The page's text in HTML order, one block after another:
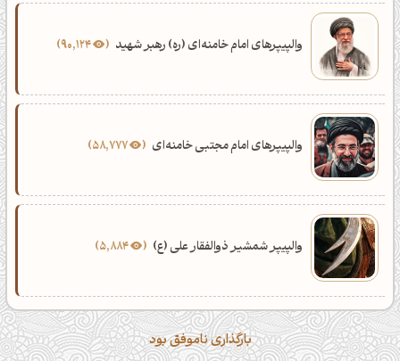
والپیپرهای امام خامنه‌ای (ره) رهبر شهید 90,124
والپیپرهای امام مجتبی خامنه‌ای 58,777
والپیپر شمشیر ذوالفقار علی (ع) 5,884
بارگذاری ناموفق بود